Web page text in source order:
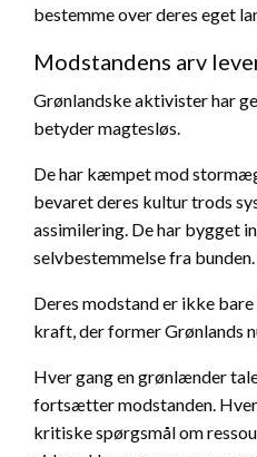
bestemme over deres eget
Modstandens arv
Grønlandske aktivister har
betyder magtesløs.
De har kæmpet mod
bevaret deres kultur trods
assimilering. De har bygget
selvbestemmelse fra bunden.
Deres modstand er ikke
kraft, der former Grønlands
Hver gang en grønlænder
fortsætter modstanden.
kritiske spørgsmål om